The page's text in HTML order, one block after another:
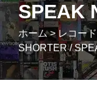
SPEAK
ホーム> レコー
SHORTER /